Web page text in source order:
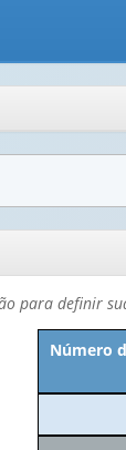
para definir
Número